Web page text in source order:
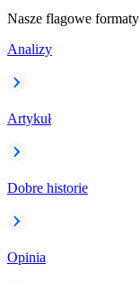
Nasze flagowe formaty
Analizy
Artykuł
Dobre historie
Opinia